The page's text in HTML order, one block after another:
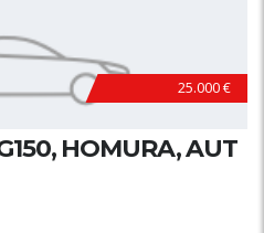
25.000 €
HOMURA, AUT